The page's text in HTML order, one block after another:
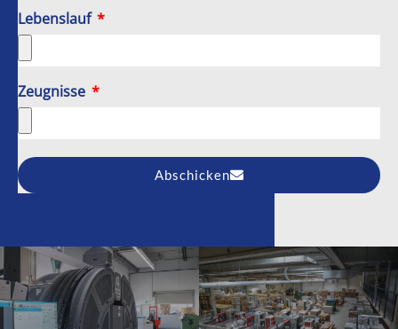
Lebenslauf
Zeugnisse
Abschicken